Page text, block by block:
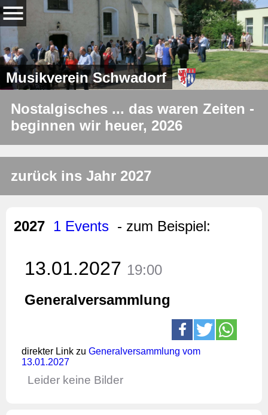
Musikverein Schwadorf
Nostalgisches ... das waren Zeiten -
beginnen wir heuer, 2026
zurück ins Jahr 2027
2027 1 Events - zum Beispiel:
13.01.2027 19:00
Generalversammlung
direkter Link zu Generalversammlung vom
13.01.2027
Leider keine Bilder